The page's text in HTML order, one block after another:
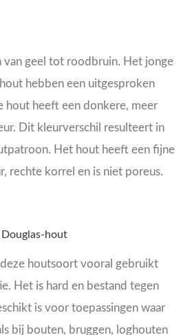
van geel tot roodbruin. Het jonge
hebben een uitgesproken
hout heeft een donkere, meer
Dit kleurverschil resulteert in
Het hout heeft een fijne
rechte korrel en is niet poreus.
hout
houtsoort vooral gebruikt
Het is hard en bestand tegen
is voor toepassingen waar
bij bouten, bruggen, loghouten